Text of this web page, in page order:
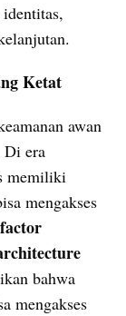
Ketat
awan
Di era
memiliki
mengakses
bahwa
mengakses